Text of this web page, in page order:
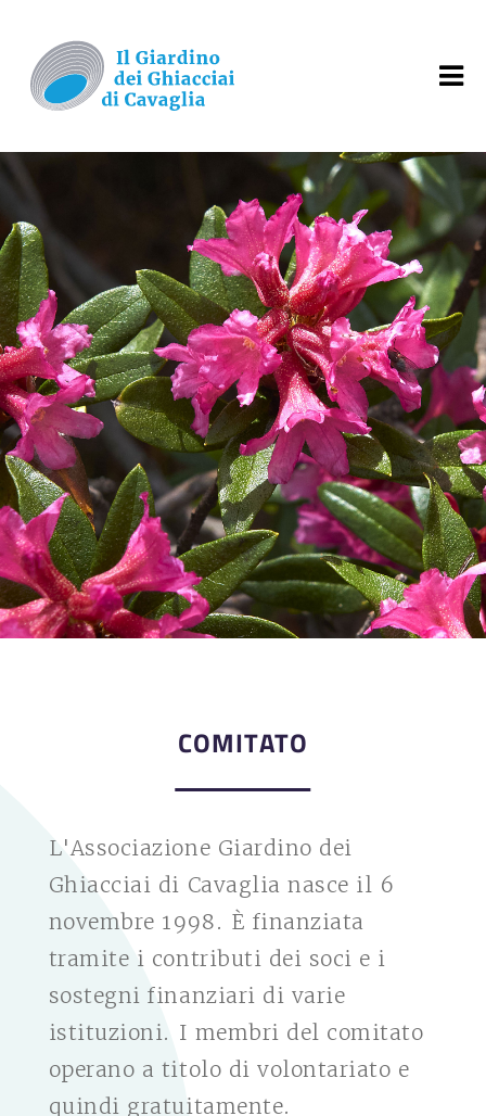
COMITATO
L'Associazione Giardino dei
Ghiacciai di Cavaglia nasce il 6
novembre 1998. È finanziata
tramite i contributi dei soci e i
sostegni finanziari di varie
istituzioni. I membri del comitato
operano a titolo di volontariato e
quindi gratuitamente.